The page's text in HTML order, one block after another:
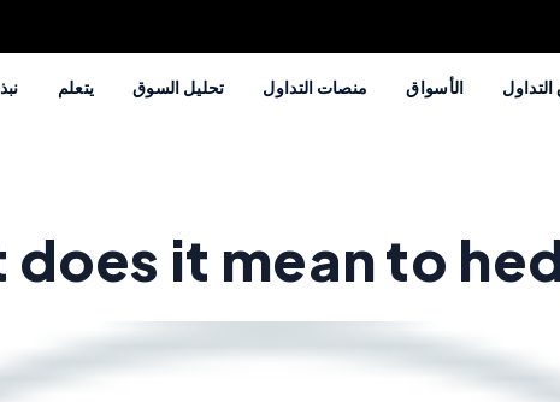
الأسواق منصات التداول تحليل السوق يتعلم
does it mean to